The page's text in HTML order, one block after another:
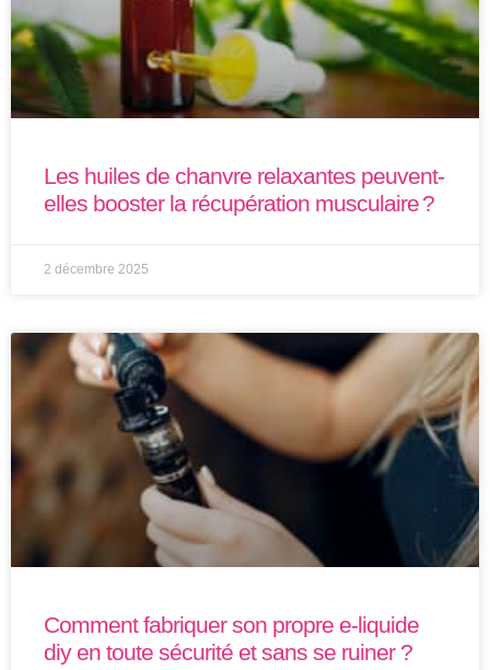
Les huiles de chanvre relaxantes peuvent-
elles booster la récupération musculaire ?
2 décembre 2025
Comment fabriquer son propre e-liquide
diy en toute sécurité et sans se ruiner ?